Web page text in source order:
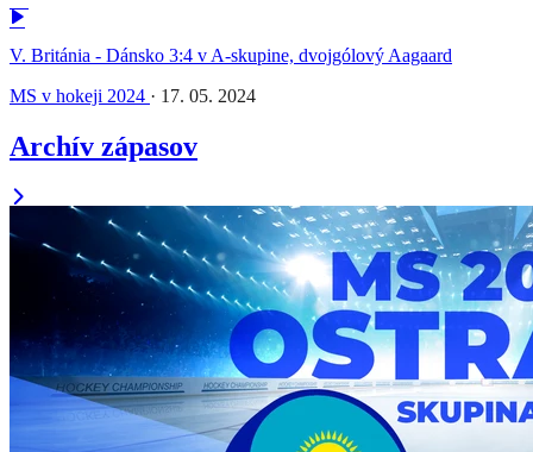
V. Británia - Dánsko 3:4 v A-skupine, dvojgólový Aagaard
MS v hokeji 2024 · 17. 05. 2024
Archív zápasov